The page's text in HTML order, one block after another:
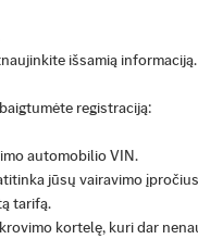
išsamią informaciją.
registraciją:
automobilio VIN.
jūsų vairavimo
tarifą.
kortelę, kuri dar